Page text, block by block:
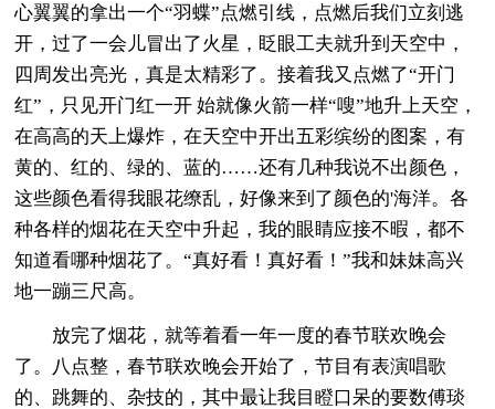
心翼翼的拿出一个“羽蝶”点燃引线，点燃后我们立刻逃
开，过了一会儿冒出了火星，眨眼工夫就升到天空中，
四周发出亮光，真是太精彩了。接着我又点燃了“开门
红”，只见开门红一开 始就像火箭一样“嗖”地升上天空，
在高高的天上爆炸，在天空中开出五彩缤纷的图案，有
黄的、红的、绿的、蓝的……还有几种我说不出颜色，
这些颜色看得我眼花缭乱，好像来到了颜色的'海洋。各
种各样的烟花在天空中升起，我的眼睛应接不暇，都不
知道看哪种烟花了。“真好看！真好看！”我和妹妹高兴
地一蹦三尺高。
放完了烟花，就等着看一年一度的春节联欢晚会
了。八点整，春节联欢晚会开始了，节目有表演唱歌
的、跳舞的、杂技的，其中最让我目瞪口呆的要数傅琰